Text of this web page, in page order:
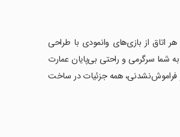
اتاق از بازی‌های وانمودی با طراحی
شما سرگرمی و راحتی بی‌پایان عمارت
و فراموش‌نشدنی، همه جزئیات در ساخت